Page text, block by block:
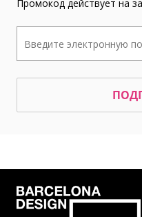
Промокод действует на